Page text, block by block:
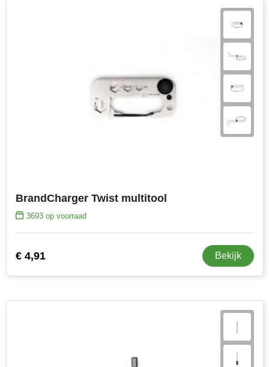
BrandCharger Twist multitool
3693op voorraad
€ 4,91 Bekijk